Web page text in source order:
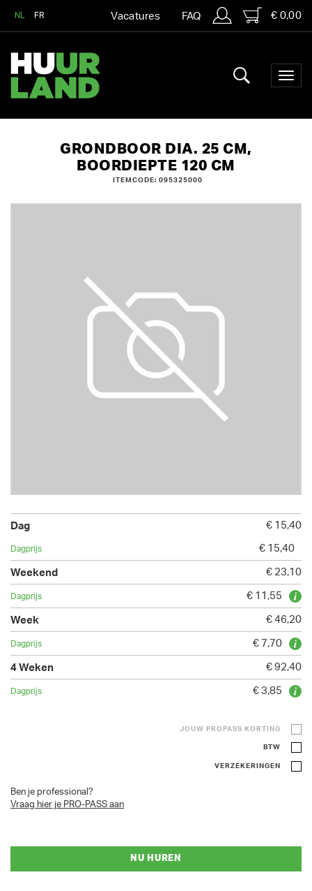
NL FR Vacatures FAQ € 0,00
GRONDBOOR DIA. 25 CM,
BOORDIEPTE 120 CM
ITEMCODE: 095325000
€ 15,40
€ 15,40
€ 23,10
€ 11,55
€ 46,20
€ 7,70
€ 92,40
€ 3,85
JOUW PROPASS KORTING
BTW
VERZEKERINGEN
Ben je professional?
Vraag hier je PRO-PASS aan
NU HUREN